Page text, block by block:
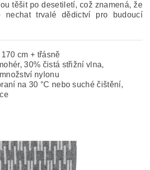
těšit po desetiletí, což znamená, že
nechat trvalé dědictví pro budoucí
cm + třásně
30% čistá střižní vlna,
nylonu
na 30 °C nebo suché čištění,